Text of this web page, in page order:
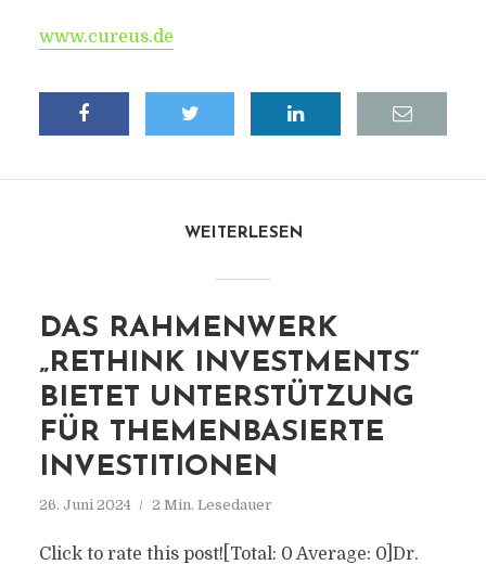
www.cureus.de
WEITERLESEN
DAS RAHMENWERK
„RETHINK INVESTMENTS“
BIETET UNTERSTÜTZUNG
FÜR THEMENBASIERTE
INVESTITIONEN
26. Juni 2024 2 Min. Lesedauer
Click to rate this post![Total: 0 Average: 0]Dr.